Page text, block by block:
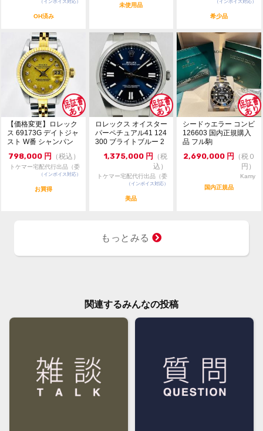
大黒屋 時計館中野店
（インボイス対応）
OH済み
門店：R/M
未使用品 託販売）
（インボイス対応）
希少品
【価格変更】ロレック
ス 69173G デイトジャ
スト W番 シャンパン
ゴールド 中...
798,000 円 （税込）
トケマー宅配代行出品（委
託販売）
（インボイス対応）
お買得
ロレックス オイスター
パーペチュアル41 124
300 ブライトブルー 2
1,375,000 円
（税
込）
トケマー宅配代行出品（委
託販売）
（インボイス対応）
美品
シードゥエラー コンビ
126603 国内正規購入
品 フル駒
2,690,000 円
（税０
円）
Kamy
国内正規品
もっとみる
関連するみんなの投稿